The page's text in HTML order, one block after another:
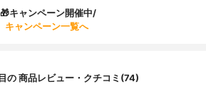
キャンペーン開催中/
キャンペーン一覧へ
の 商品レビュー・クチコミ(74)